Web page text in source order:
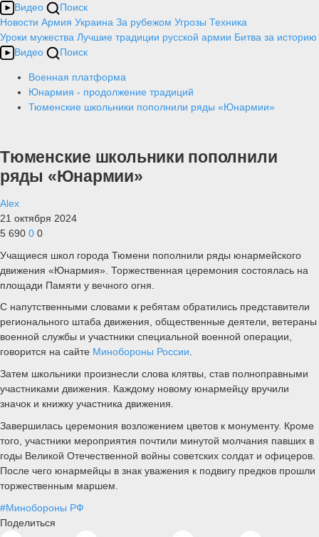
Видео
Поиск
Новости Армия Украина За рубежом Угрозы Техника
Уроки мужества Лучшие традиции русской армии Битва за историю
Видео
Поиск
Военная платформа
Юнармия - продолжение традиций
Тюменские школьники пополнили ряды «Юнармии»
Тюменские школьники пополнили
ряды «Юнармии»
Alex
21 октября 2024
5 690 0 0
Учащиеся школ города Тюмени пополнили ряды юнармейского
движения «Юнармия». Торжественная церемония состоялась на
площади Памяти у вечного огня.
С напутственными словами к ребятам обратились представители
регионального штаба движения, общественные деятели, ветераны
военной службы и участники специальной военной операции,
говорится на сайте Минобороны России.
Затем школьники произнесли слова клятвы, став полноправными
участниками движения. Каждому новому юнармейцу вручили
значок и книжку участника движения.
Завершилась церемония возложением цветов к монументу. Кроме
того, участники мероприятия почтили минутой молчания павших в
годы Великой Отечественной войны советских солдат и офицеров.
После чего юнармейцы в знак уважения к подвигу предков прошли
торжественным маршем.
#Минобороны РФ
Поделиться